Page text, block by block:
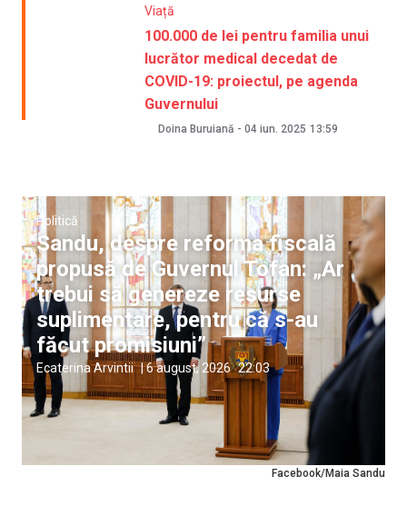
Viață
100.000 de lei pentru familia unui
lucrător medical decedat de
COVID-19: proiectul, pe agenda
Guvernului
Doina Buruiană - 04 iun. 2025 13:59
Facebook/Maia Sandu
Politică
Sandu, despre reforma fiscală
propusă de Guvernul Tofan: „Ar
trebui să genereze resurse
suplimentare, pentru că s-au
făcut promisiuni”
Ecaterina Arvintii |6 august, 2026 22:03